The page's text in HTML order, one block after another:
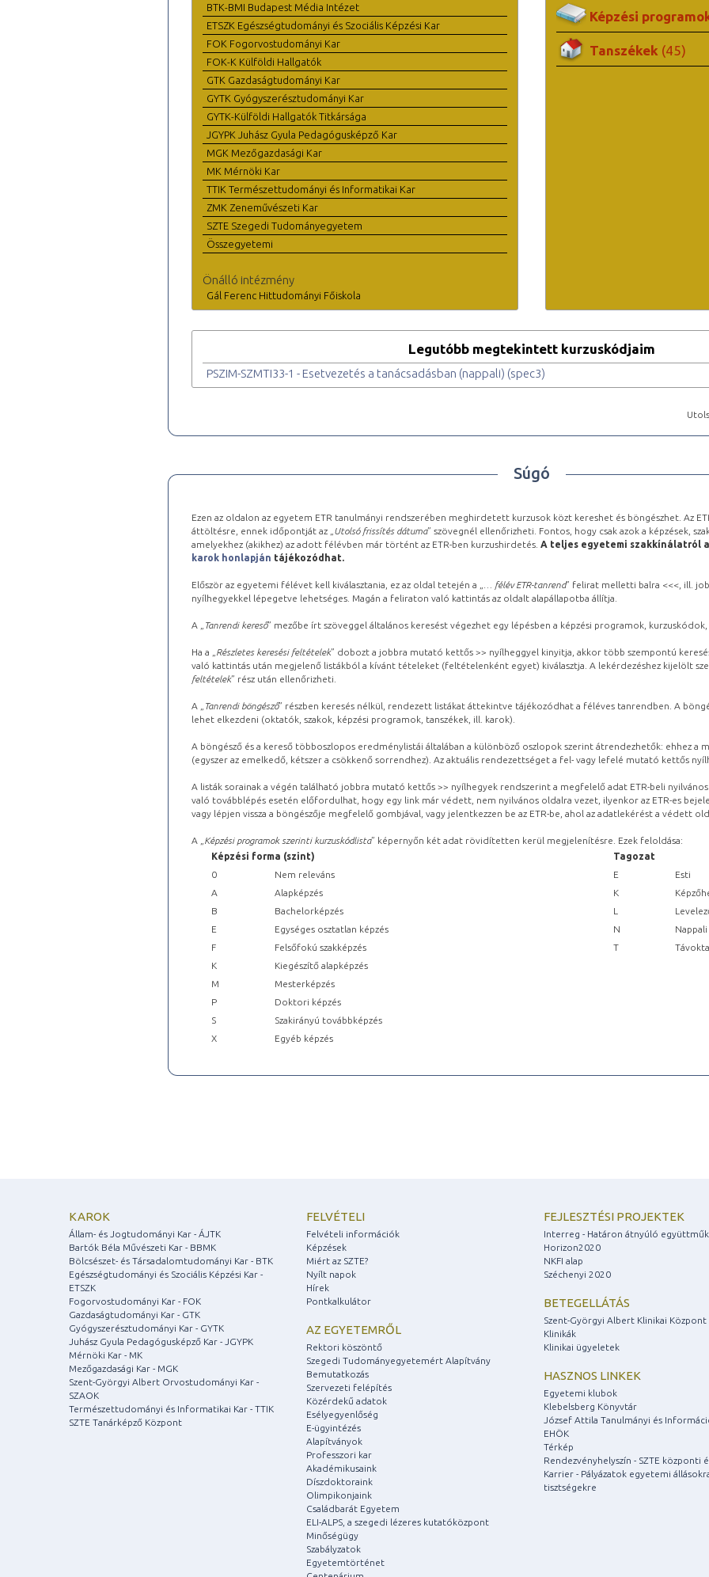
BTK-BMI Budapest Média Intézet
ETSZK Egészségtudományi és Szociális Képzési Kar
FOK Fogorvostudományi Kar
FOK-K Külföldi Hallgatók
GTK Gazdaságtudományi Kar
GYTK Gyógyszerésztudományi Kar
GYTK-Külföldi Hallgatók Titkársága
JGYPK Juhász Gyula Pedagógusképző Kar
MGK Mezőgazdasági Kar
MK Mérnöki Kar
TTIK Természettudományi és Informatikai Kar
ZMK Zeneművészeti Kar
SZTE Szegedi Tudományegyetem
Összegyetemi
Önálló intézmény
Gál Ferenc Hittudományi Főiskola
Képzési
Tanszékek (45)
Legutóbb megtekintett kurzuskódjaim
PSZIM-SZMTI33-1 - Esetvezetés a tanácsadásban (nappali) (spec3)
Súgó
Ezen az oldalon az egyetem ETR tanulmányi rendszerében meghirdetett kurzusok közt kereshet és böngészhet. Az
áttöltésre, ennek időpontját az „ Utolsó frissítés dátuma” szövegnél ellenőrizheti. Fontos, hogy csak azok a képzések,
amelyekhez (akikhez) az adott félévben már történt az ETR-ben kurzushirdetés. A teljes egyetemi szakkínálatról a
karok honlapján tájékozódhat.
Először az egyetemi félévet kell kiválasztania, ez az oldal tetején a „ … félév ETR-tanrend” felirat melletti balra <<<, ill.
nyílhegyekkel lépegetve lehetséges. Magán a feliraton való kattintás az oldalt alapállapotba állítja.
A „ Tanrendi kereső” mezőbe írt szöveggel általános keresést végezhet egy lépésben a képzési programok,
Ha a „ Részletes keresési feltételek” dobozt a jobbra mutató kettős >> nyílheggyel kinyitja, akkor több szempontú
való kattintás után megjelenő listákból a kívánt tételeket (feltételenként egyet) kiválasztja. A lekérdezéshez kijelölt
feltételek” rész után ellenőrizheti.
A „ Tanrendi böngésző” részben keresés nélkül, rendezett listákat áttekintve tájékozódhat a féléves tanrendben. A
lehet elkezdeni (oktatók, szakok, képzési programok, tanszékek, ill. karok).
A böngésző és a kereső többoszlopos eredménylistái általában a különböző oszlopok szerint átrendezhetők: ehhez a
(egyszer az emelkedő, kétszer a csökkenő sorrendhez). Az aktuális rendezettséget a fel- vagy lefelé mutató kettős
A listák sorainak a végén található jobbra mutató kettős >> nyílhegyek rendszerint a megfelelő adat ETR-beli
való továbblépés esetén előfordulhat, hogy egy link már védett, nem nyilvános oldalra vezet, ilyenkor az ETR-es
vagy lépjen vissza a böngészője megfelelő gombjával, vagy jelentkezzen be az ETR-be, ahol az adatlekérést a védett
A „ Képzési programok szerinti kurzuskódlista” képernyőn két adat rövidítetten kerül megjelenítésre. Ezek feloldása:
Képzési forma (szint)
Tagozat
0
Nem releváns E
Esti
A
Alapképzés K
B
Bachelorképzés L
E
Egységes osztatlan képzés N
Nappali
F
Felsőfokú szakképzés T
K
Kiegészítő alapképzés
M
Mesterképzés
P
Doktori képzés
S
Szakirányú továbbképzés
X
Egyéb képzés
KAROK
Állam- és Jogtudományi Kar - ÁJTK
Bartók Béla Művészeti Kar - BBMK
Bölcsészet- és Társadalomtudományi Kar - BTK
Egészségtudományi és Szociális Képzési Kar -
ETSZK
Fogorvostudományi Kar - FOK
Gazdaságtudományi Kar - GTK
Gyógyszerésztudományi Kar - GYTK
Juhász Gyula Pedagógusképző Kar - JGYPK
Mérnöki Kar - MK
Mezőgazdasági Kar - MGK
Szent-Györgyi Albert Orvostudományi Kar -
SZAOK
Természettudományi és Informatikai Kar - TTIK
SZTE Tanárképző Központ
FELVÉTELI
Felvételi információk
Képzések
Miért az SZTE?
Nyílt napok
Hírek
Pontkalkulátor
AZ EGYETEMRŐL
Rektori köszöntő
Szegedi Tudományegyetemért Alapítvány
Bemutatkozás
Szervezeti felépítés
Közérdekű adatok
Esélyegyenlőség
E-ügyintézés
Alapítványok
Professzori kar
Akadémikusaink
Díszdoktoraink
Olimpikonjaink
Családbarát Egyetem
ELI-ALPS, a szegedi lézeres kutatóközpont
Minőségügy
Szabályzatok
Egyetemtörténet
FEJLESZTÉSI PROJEKTEK
Interreg - Határon átnyúló
Horizon2020
NKFI alap
Széchenyi 2020
BETEGELLÁTÁS
Szent-Györgyi Albert Klinikai Központ
Klinikák
Klinikai ügyeletek
HASZNOS LINKEK
Egyetemi klubok
Klebelsberg Könyvtár
József Attila Tanulmányi és
EHÖK
Térkép
Rendezvényhelyszín - SZTE központi
Karrier - Pályázatok egyetemi
tisztségekre